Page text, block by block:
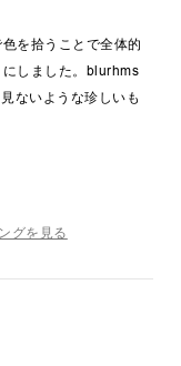
を拾うことで全体的
にしました。blurhms
ないような珍しいも
グを見る